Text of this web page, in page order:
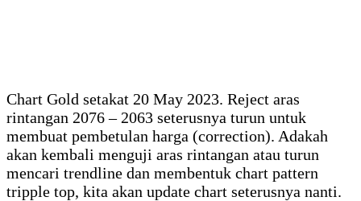
Chart Gold setakat 20 May 2023. Reject aras
rintangan 2076 – 2063 seterusnya turun untuk
membuat pembetulan harga (correction). Adakah
akan kembali menguji aras rintangan atau turun
mencari trendline dan membentuk chart pattern
tripple top, kita akan update chart seterusnya nanti.